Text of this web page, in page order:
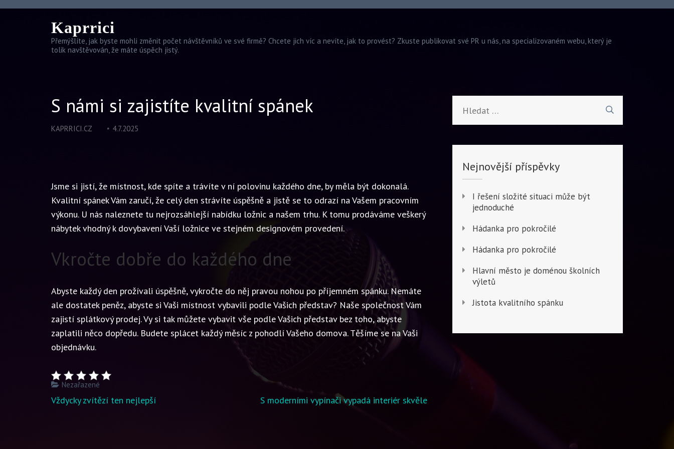
Kaprrici
Přemýšlíte, jak byste mohli změnit počet návštěvníků ve své firmě? Chcete jich víc a nevíte, jak to provést? Zkuste publikovat své PR u nás, na specializovaném webu, který je
tolik navštěvován, že máte úspěch jistý.
S námi si zajistíte kvalitní spánek
KAPRRICI.CZ 4.7.2025
Jsme si jistí, že místnost, kde spíte a trávíte v ní polovinu každého dne, by měla být dokonalá.
Kvalitní spánek Vám zaručí, že celý den strávíte úspěšně a jistě se to odrazí na Vašem pracovním
výkonu. U nás naleznete tu nejrozsáhlejší nabídku ložnic a našem trhu. K tomu prodáváme veškerý
nábytek vhodný k dovybavení Vaší ložnice ve stejném designovém provedení.
Vkročte dobře do každého dne
Abyste každý den prožívali úspěšně, vykročte do něj pravou nohou po příjemném spánku. Nemáte
ale dostatek peněz, abyste si Vaši místnost vybavili podle Vašich představ? Naše společnost Vám
zajistí splátkový prodej. Vy si tak můžete vybavit vše podle Vašich představ bez toho, abyste
zaplatili něco dopředu. Budete splácet každý měsíc z pohodlí Vašeho domova. Těšíme se na Vaši
objednávku.
Nezařazené
Navigace
Vždycky zvítězí ten nejlepší S moderními vypínači vypadá interiér skvěle
Nejnovější příspěvky
I řešení složité situaci může být
jednoduché
Hádanka pro pokročilé
Hádanka pro pokročilé
Hlavní město je doménou školních
výletů
Jistota kvalitního spánku